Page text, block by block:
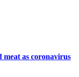
meat as coronavirus